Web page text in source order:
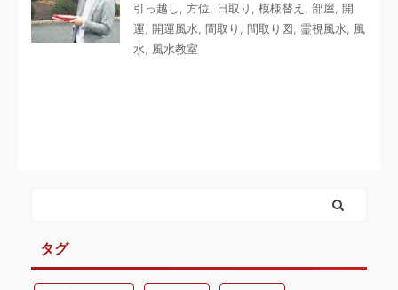
引っ越し, 方位, 日取り , 模様替え , 部屋, 開
運, 開運風水, 間取り , 間取り図, 霊視風水, 風
水, 風水教室
タグ